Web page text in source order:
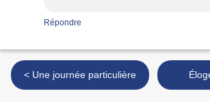
Répondre
< Une journée particulière